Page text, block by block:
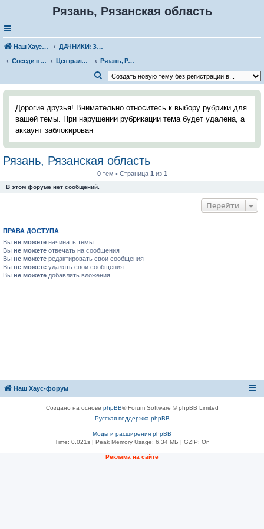
Рязань, Рязанская область
Наш Хаус-форум
ДАЧНИКИ: ЗНАКОМСТВА, ВСТРЕЧИ. РАССКАЗЫ О ДАЧЕ
Соседи по даче
Центральный федеральный округ
Рязань, Рязанская область
о
с
Дорогие друзья! Внимательно относитесь к выбору рубрики для
вашей темы. При нарушении рубрикации тема будет удалена, а
аккаунт заблокирован
Рязань, Рязанская область
0 тем • Страница 1 из 1
В этом форуме нет сообщений.
Перейти
ПРАВА ДОСТУПА
Вы не можете начинать темы
Вы не можете отвечать на сообщения
Вы не можете редактировать свои сообщения
Вы не можете удалять свои сообщения
Вы не можете добавлять вложения
Наш Хаус-форум
Создано на основе phpBB® Forum Software © phpBB Limited
Русская поддержка phpBB
Моды и расширения phpBB
Time: 0.021s| Peak Memory Usage: 6.34 МБ | GZIP: On
Реклама на сайте